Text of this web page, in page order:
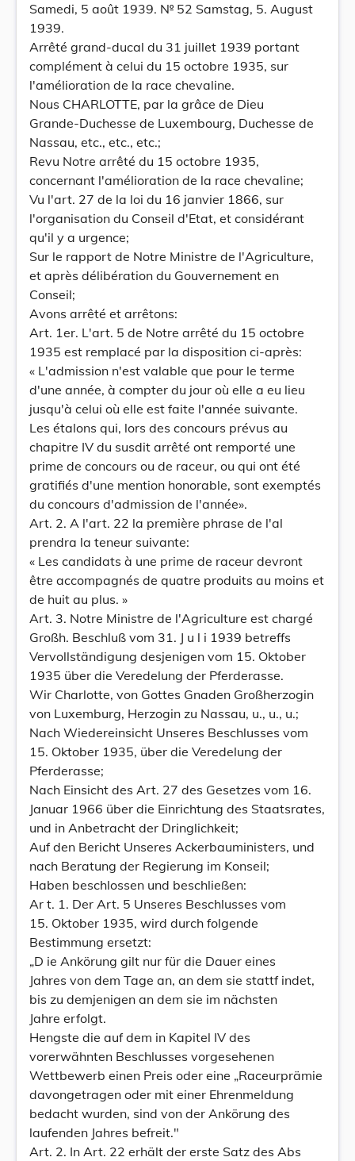
Samedi, 5 août 1939. № 52 Samstag, 5. August
1939.
Arrêté grand-ducal du 31 juillet 1939 portant
complément à celui du 15 octobre 1935, sur
l'amélioration de la race chevaline.
Nous CHARLOTTE, par la grâce de Dieu
Grande-Duchesse de Luxembourg, Duchesse de
Nassau, etc., etc., etc.;
Revu Notre arrêté du 15 octobre 1935,
concernant l'amélioration de la race chevaline;
Vu l'art. 27 de la loi du 16 janvier 1866, sur
l'organisation du Conseil d'Etat, et considérant
qu'il y a urgence;
Sur le rapport de Notre Ministre de l'Agriculture,
et après délibération du Gouvernement en
Conseil;
Avons arrêté et arrêtons:
Art. 1er. L'art. 5 de Notre arrêté du 15 octobre
1935 est remplacé par la disposition ci-après:
« L'admission n'est valable que pour le terme
d'une année, à compter du jour où elle a eu lieu
jusqu'à celui où elle est faite l'année suivante.
Les étalons qui, lors des concours prévus au
chapitre IV du susdit arrêté ont remporté une
prime de concours ou de raceur, ou qui ont été
gratifiés d'une mention honorable, sont exemptés
du concours d'admission de l'année».
Art. 2. A l'art. 22 la première phrase de l'al
prendra la teneur suivante:
« Les candidats à une prime de raceur devront
être accompagnés de quatre produits au moins et
de huit au plus. »
Art. 3. Notre Ministre de l'Agriculture est chargé
Großh. Beschluß vom 31. J u l i 1939 betreffs
Vervollständigung desjenigen vom 15. Oktober
1935 über die Veredelung der Pferderasse.
Wir Charlotte, von Gottes Gnaden Großherzogin
von Luxemburg, Herzogin zu Nassau, u., u., u.;
Nach Wiedereinsicht Unseres Beschlusses vom
15. Oktober 1935, über die Veredelung der
Pferderasse;
Nach Einsicht des Art. 27 des Gesetzes vom 16.
Januar 1966 über die Einrichtung des Staatsrates,
und in Anbetracht der Dringlichkeit;
Auf den Bericht Unseres Ackerbauministers, und
nach Beratung der Regierung im Konseil;
Haben beschlossen und beschließen:
Ar t. 1. Der Art. 5 Unseres Beschlusses vom
15. Oktober 1935, wird durch folgende
Bestimmung ersetzt:
„D ie Ankörung gilt nur für die Dauer eines
Jahres von dem Tage an, an dem sie stattf indet,
bis zu demjenigen an dem sie im nächsten
Jahre erfolgt.
Hengste die auf dem in Kapitel IV des
vorerwähnten Beschlusses vorgesehenen
Wettbewerb einen Preis oder eine „Raceurprämie
davongetragen oder mit einer Ehrenmeldung
bedacht wurden, sind von der Ankörung des
laufenden Jahres befreit."
Art. 2. In Art. 22 erhält der erste Satz des Abs